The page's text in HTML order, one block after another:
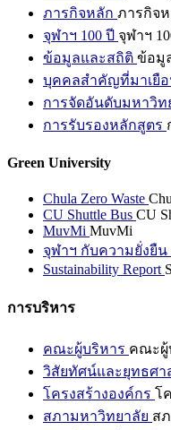
ภารกิจหลัก ภารกิจ
จุฬาฯ 100 ปี จุฬาฯ
ข้อมูลและสถิติ ข้อมู
บุคคลสำคัญที่มาเยื
การจัดอันดับมหาวิท
การรับรองหลักสูตร
Green University
Chula Zero Waste
CU Shuttle Bus CU
MuvMi MuvMi
จุฬาฯ กับความยั่งยืน
Sustainability Report
การบริหาร
คณะผู้บริหาร คณะผู้
วิสัยทัศน์และยุทธศา
โครงสร้างองค์กร โ
สภามหาวิทยาลัย ส